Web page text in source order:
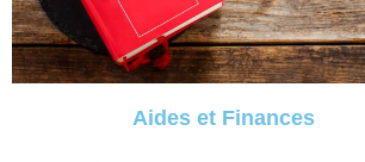
Aides et Finances